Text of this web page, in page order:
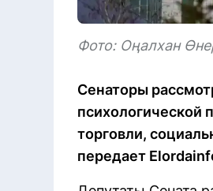
Фото: Оңалхан
Сенаторы
психологической
торговли,
передает